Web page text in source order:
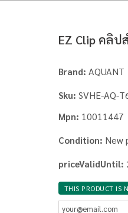
EZ Clip คลิ
Brand: AQUANT
Sku: SVHE-AQ-
Mpn: 10011447
Condition: New
priceValidUntil:
THIS PRODUCT IS